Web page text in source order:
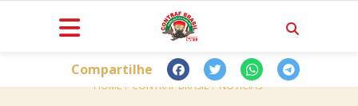
HOME CONTRAF BRASIL NOTÍCIAS
Compartilhe